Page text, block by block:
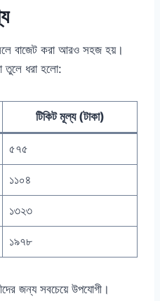
বাজেট করা আরও সহজ হয়।
তুলে ধরা হলো:
টিকিট মূল্য (টাকা)
৫৭৫
১১০৪
১৩২৩
১৯৭৮
জন্য সবচেয়ে উপযোগী।